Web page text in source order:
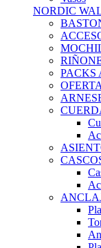
NORDIC
PACKS